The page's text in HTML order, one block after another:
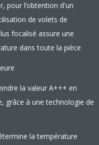
pour l’obtention d'un
de volets de
focalisé assure une
dans toute la pièce
la valeur A+++ en
grâce à une technologie de
la température